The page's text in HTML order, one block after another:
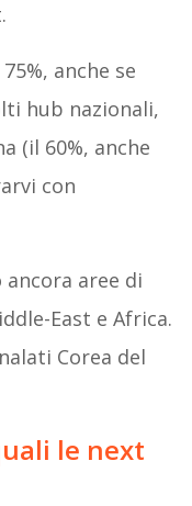
anche se
hub nazionali,
(il 60%, anche
con
ancora aree di
East e Africa.
Corea del
le next